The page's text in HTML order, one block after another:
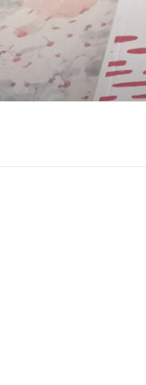
Aller
au
contenu
principal